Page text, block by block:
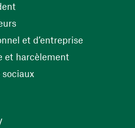
(opens in a new window)
et d’entreprise
et harcèlement
sociaux(opens in a new
(opens in a new window)